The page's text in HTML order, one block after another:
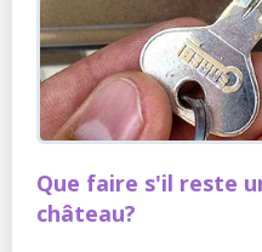
Que faire s'il reste
château?